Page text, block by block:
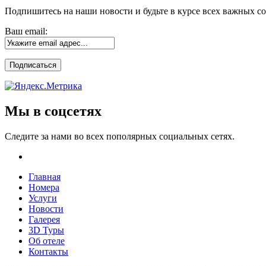
Подпишитесь на наши новости и будьте в курсе всех важных
Ваш email:
Мы в соцсетях
Следите за нами во всех пополярных социальных сетях.
Главная
Номера
Услуги
Новости
Галерея
3D Туры
Об отеле
Контакты